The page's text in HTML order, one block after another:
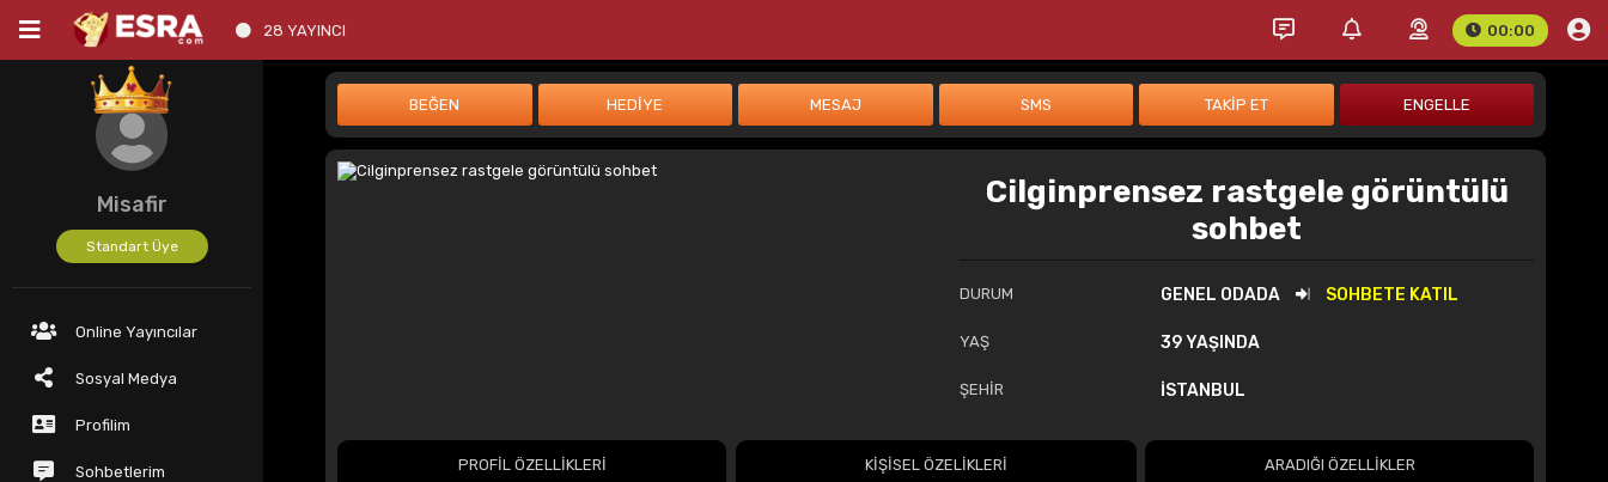
28 YAYINCI 00:00
Misafir
Standart Üye
Online Yayıncılar
Sosyal Medya
Profilim
Sohbetlerim
Cilginprensez rastgele görüntülü
sohbet
DURUM GENEL ODADA SOHBETE KATIL
YAŞ 39 YAŞINDA
ŞEHİR İSTANBUL
PROFİL ÖZELLİKLERİ KİŞİSEL ÖZELİKLERİ ARADIĞI ÖZELLİKLER